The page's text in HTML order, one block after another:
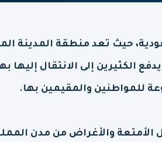
حيث تعد منطقة المدينة
الكثيرين إلى الانتقال إليها
للمواطنين والمقيمين بها.
الأمتعة والأغراض من مدن